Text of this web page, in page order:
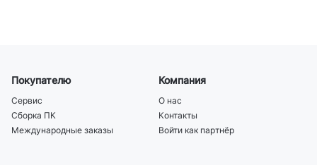
Покупателю
Сервис
Сборка ПК
Международные заказы
Компания
О нас
Контакты
Войти как партнёр